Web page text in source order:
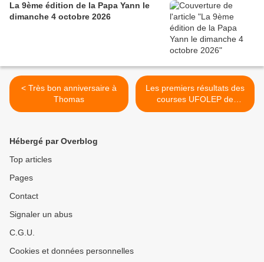
La 9ème édition de la Papa Yann le
dimanche 4 octobre 2026
< Très bon anniversaire à
Thomas
Les premiers résultats des
courses UFOLEP de
Fontenay sur Conie (28) >
Hébergé par Overblog
Top articles
Pages
Contact
Signaler un abus
C.G.U.
Cookies et données personnelles